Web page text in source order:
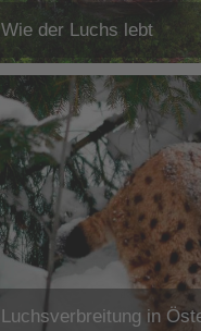
Wie der Luchs lebt
Luchsverbreitung in